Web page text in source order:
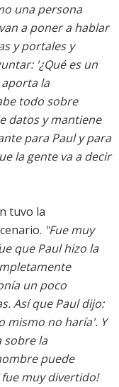
una persona
a poner a hablar
y portales y
'¿Qué es un
aporta la
todo sobre
datos y mantiene
para Paul y para
la gente va a decir
tuvo la
"Fue muy
que Paul hizo la
un poco
Así que Paul dijo:
mismo no haría'. Y
sobre la
puede
muy divertido!